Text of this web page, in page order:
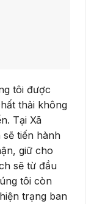
tôi được
thải không
Tại Xã
tiến hành
giữ cho
sẽ từ đầu
tôi còn
trạng ban